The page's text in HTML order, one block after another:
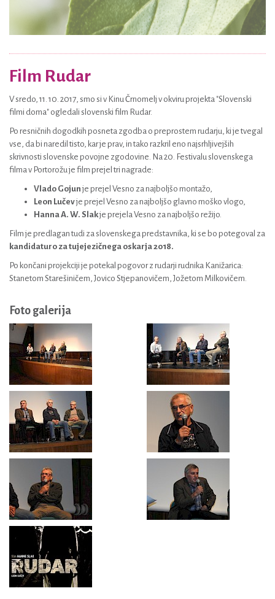
Film Rudar
V sredo, 11. 10. 2017, smo si v Kinu Črnomelj v okviru projekta "Slovenski
filmi doma" ogledali slovenski film Rudar.
Po resničnih dogodkih posneta zgodba o preprostem rudarju, ki je tvegal
vse, da bi naredil tisto, kar je prav, in tako razkril eno najsrhljivejših
skrivnosti slovenske povojne zgodovine. Na 20. Festivalu slovenskega
filma v Portorožu je film prejel tri nagrade:
Vlado Gojunje prejel Vesno za najboljšo montažo,
Leon Lučevje prejel Vesno za najboljšo glavno moško vlogo,
Hanna A. W. Slakje prejela Vesno za najboljšo režijo.
Film je predlagan tudi za slovenskega predstavnika, ki se bo potegoval za
kandidaturo za tujejezičnega oskarja 2018.
Po končani projekciji je potekal pogovor z rudarji rudnika Kanižarica:
Stanetom Starešiničem, Jovico Stjepanovičem, Jožetom Milkovičem.
Foto galerija